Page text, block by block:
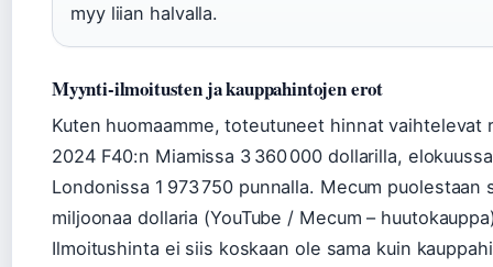
myy liian halvalla.
Myynti-ilmoitusten ja kauppahintojen erot
Kuten huomaamme, toteutuneet hinnat vaihtelevat
2024 F40:n Miamissa 3 360 000 dollarilla,
Londonissa 1 973 750 punnalla. Mecum
miljoonaa dollaria (YouTube / Mecum –
Ilmoitushinta ei siis koskaan ole sama kuin